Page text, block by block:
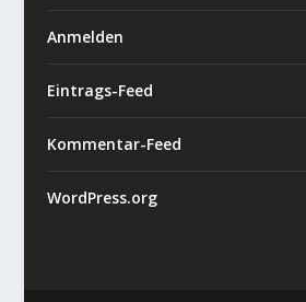
Anmelden
Eintrags-Feed
Kommentar-Feed
WordPress.org